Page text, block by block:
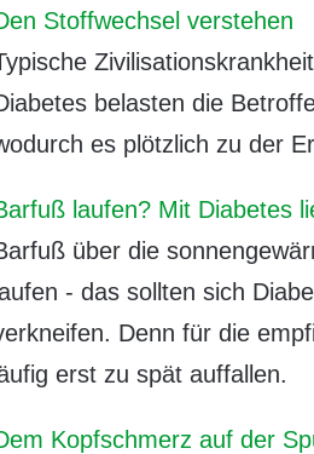
Stoffwechsel verstehen
belasten die
es plötzlich zu der
laufen? Mit Diabetes
über die
- das sollten sich
Denn für die
erst zu spät auffallen.
Kopfschmerz auf der